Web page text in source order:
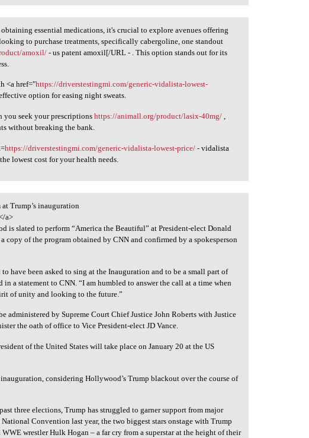
essential medications, it's crucial to explore avenues offering
to purchase treatments, specifically cabergoline, one standout
amoxil/- us patent amoxil[/URL - . This option stands out for its
<a href="https://driverstestingmi.com/generic-vidalista-lowest-
option for easing night sweats.
you seek your prescriptionshttps://animall.org/product/lasix-40mg/ ,
without breaking the bank.
https://driverstestingmi.com/generic-vidalista-lowest-price/ - vidalista
lowest cost for your health needs.
Trump’s inauguration
a>
is slated to perform “America the Beautiful” at President-elect Donald
copy of the program obtained by CNN and confirmed by a spokesperson
have been asked to sing at the Inauguration and to be a small part of
a statement to CNN. “I am humbled to answer the call at a time when
of unity and looking to the future.”
administered by Supreme Court Chief Justice John Roberts with Justice
the oath of office to Vice President-elect JD Vance.
of the United States will take place on January 20 at the US
considering Hollywood’s Trump blackout over the course of
three elections, Trump has struggled to garner support from major
Convention last year, the two biggest stars onstage with Trump
wrestler Hulk Hogan – a far cry from a superstar at the height of their